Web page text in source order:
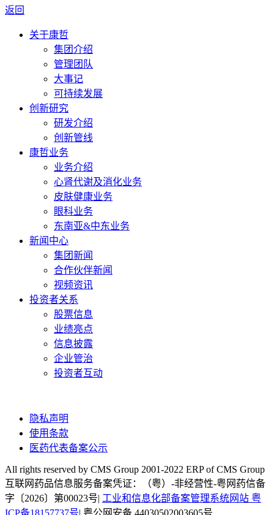
返回
关于康哲
集团介绍
管理团队
大事记
可持续发展
创新研究
研发介绍
创新管线
康哲业务
业务介绍
心肾代谢及消化业务
皮肤健康业务
眼科业务
东南亚&中东业务
新闻中心
集团新闻
合作伙伴新闻
视频资讯
投资者关系
股票信息
业绩亮点
信息披露
企业管治
投资者互动
隐私声明
使用条款
医药代表备案公示
All rights reserved by CMS Group 2001-2022 ERP of CMS Group
互联网药品信息服务备案凭证：（粤）-非经营性-粤网药信备
字〔2026〕第00023号| 工业和信息化部备案管理系统网站 粤
ICP备18157737号| 粤公网安备 44030502003605号